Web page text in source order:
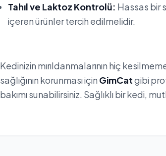
Tahıl ve Laktoz Kontrolü: Hassas bir
içeren ürünler tercih edilmelidir.
Kedinizin mırıldanmalarının hiç
sağlığının korunması için GimCatgibi
bakımı sunabilirsiniz. Sağlıklı bir kedi,